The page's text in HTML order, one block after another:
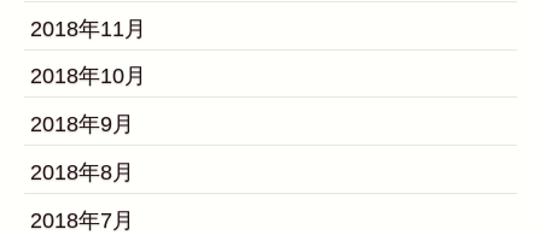
2018年11月
2018年10月
2018年9月
2018年8月
2018年7月